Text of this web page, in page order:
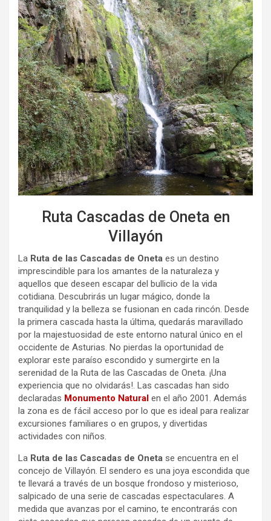
Ruta Cascadas de Oneta en
Villayón
La Ruta de las Cascadas de Oneta es un destino
imprescindible para los amantes de la naturaleza y
aquellos que deseen escapar del bullicio de la vida
cotidiana. Descubrirás un lugar mágico, donde la
tranquilidad y la belleza se fusionan en cada rincón. Desde
la primera cascada hasta la última, quedarás maravillado
por la majestuosidad de este entorno natural único en el
occidente de Asturias. No pierdas la oportunidad de
explorar este paraíso escondido y sumergirte en la
serenidad de la Ruta de las Cascadas de Oneta. ¡Una
experiencia que no olvidarás!. Las cascadas han sido
declaradas Monumento Natural en el año 2001. Además
la zona es de fácil acceso por lo que es ideal para realizar
excursiones familiares o en grupos, y divertidas
actividades con niños.
La Ruta de las Cascadas de Oneta se encuentra en el
concejo de Villayón. El sendero es una joya escondida que
te llevará a través de un bosque frondoso y misterioso,
salpicado de una serie de cascadas espectaculares. A
medida que avanzas por el camino, te encontrarás con